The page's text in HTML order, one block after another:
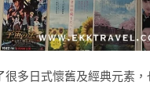
很多日式懷舊及經典元素